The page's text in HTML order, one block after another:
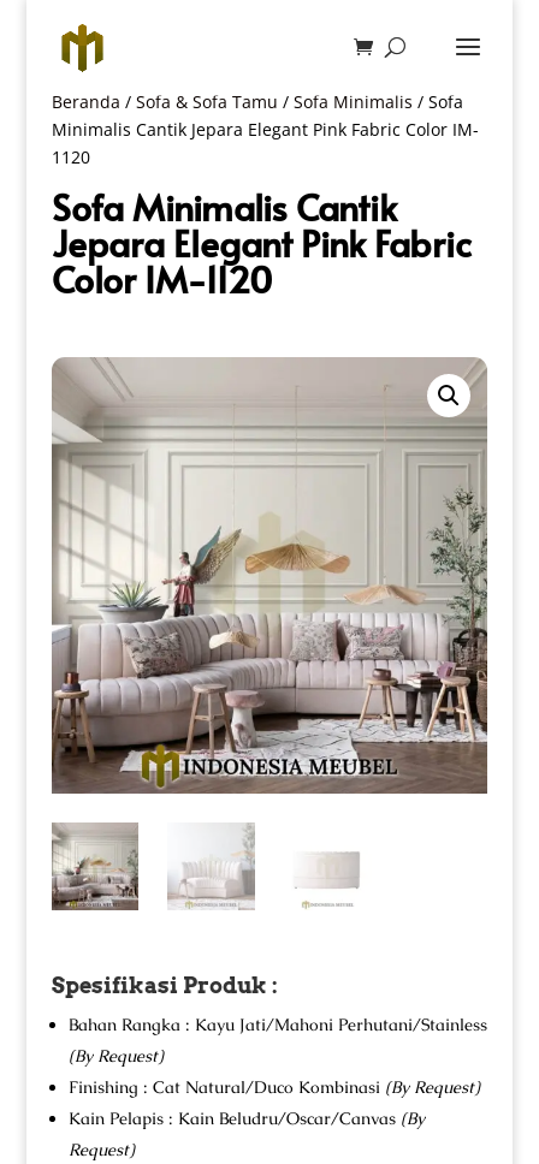
Beranda / Sofa & Sofa Tamu / Sofa Minimalis / Sofa
Minimalis Cantik Jepara Elegant Pink Fabric Color IM-
1120
Sofa Minimalis Cantik
Jepara Elegant Pink Fabric
Color IM-1120
Spesifikasi Produk :
Bahan Rangka : Kayu Jati/Mahoni Perhutani/Stainless
(By Request)
Finishing : Cat Natural/Duco Kombinasi (By Request)
Kain Pelapis : Kain Beludru/Oscar/Canvas (By
Request)